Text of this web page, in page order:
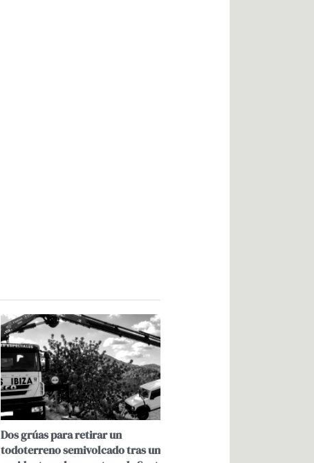
Dos grúas para retirar un
todoterreno semivolcado tras un